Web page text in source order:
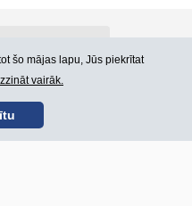
Lietošanas noteikumi
šo mājas lapu, Jūs piekrītat
vairāk.